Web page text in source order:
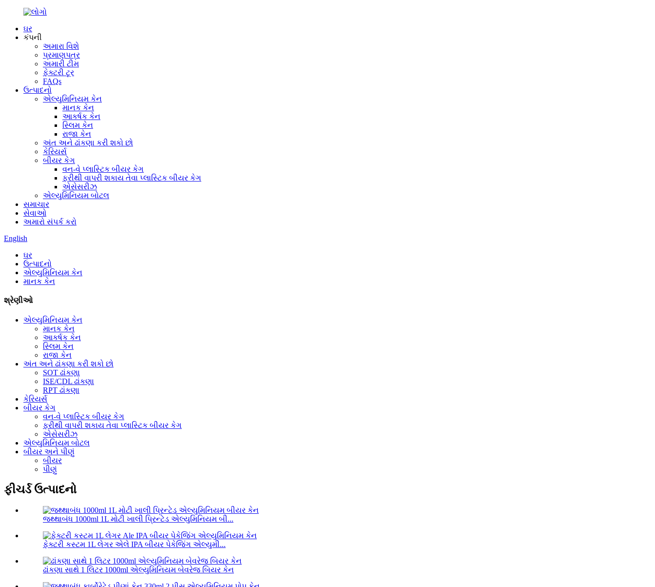
ઘર
કંપની
અમારા વિશે
પ્રમાણપત્ર
અમારી ટીમ
ફેક્ટરી ટૂર
FAQs
ઉત્પાદનો
એલ્યુમિનિયમ કેન
માનક કેન
આકર્ષક કેન
સ્લિમ કેન
રાજા કેન
અંત અને ઢાંકણા કરી શકો છો
કેરિયર્સ
બીયર કેગ
વન-વે પ્લાસ્ટિક બીયર કેગ
ફરીથી વાપરી શકાય તેવા પ્લાસ્ટિક બીયર કેગ
એસેસરીઝ
એલ્યુમિનિયમ બોટલ
સમાચાર
સેવાઓ
અમારો સંપર્ક કરો
English
ઘર
ઉત્પાદનો
એલ્યુમિનિયમ કેન
માનક કેન
શ્રેણીઓ
એલ્યુમિનિયમ કેન
માનક કેન
આકર્ષક કેન
સ્લિમ કેન
રાજા કેન
અંત અને ઢાંકણા કરી શકો છો
SOT ઢાંકણા
ISE/CDL ઢાંકણા
RPT ઢાંકણા
કેરિયર્સ
બીયર કેગ
વન-વે પ્લાસ્ટિક બીયર કેગ
ફરીથી વાપરી શકાય તેવા પ્લાસ્ટિક બીયર કેગ
એસેસરીઝ
એલ્યુમિનિયમ બોટલ
બીયર અને પીણું
બીયર
પીણું
ફીચર્ડ ઉત્પાદનો
જથ્થાબંધ 1000ml 1L મોટી ખાલી પ્રિન્ટેડ એલ્યુમિનિયમ બી...
ફેક્ટરી કસ્ટમ 1L લેગર એલે IPA બીયર પેકેજિંગ એલ્યુમી...
ઢાંકણા સાથે 1 લિટર 1000ml એલ્યુમિનિયમ બેવરેજ બિયર કેન